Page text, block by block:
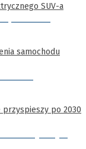
SUV-a
samochodu
po 2030